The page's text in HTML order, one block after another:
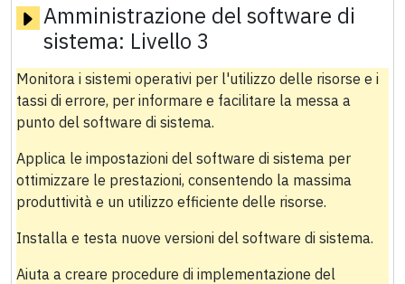
Amministrazione del software di
sistema: Livello 3
Monitora i sistemi operativi per l'utilizzo delle risorse e i
tassi di errore, per informare e facilitare la messa a
punto del software di sistema.
Applica le impostazioni del software di sistema per
ottimizzare le prestazioni, consentendo la massima
produttività e un utilizzo efficiente delle risorse.
Installa e testa nuove versioni del software di sistema.
Aiuta a creare procedure di implementazione del